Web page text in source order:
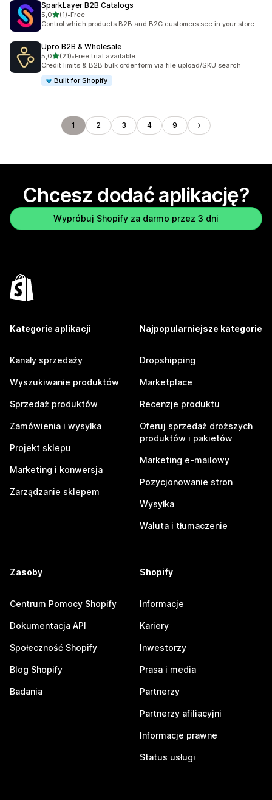
SparkLayer B2B Catalogs
5,0na 5 gwiazdek
(1)
Łączna liczba recenzji: 1
•Free
Control which products B2B and B2C customers see in your store
Upro B2B & Wholesale
5,0na 5 gwiazdek
(21)
Łączna liczba recenzji: 21
•Free trial available
Credit limits & B2B bulk order form via file upload/SKU search
Built for Shopify
1 2 3 4 9
Chcesz dodać aplikację?
Wypróbuj Shopify za darmo przez 3 dni
Kategorie aplikacji
Kanały sprzedaży
Wyszukiwanie produktów
Sprzedaż produktów
Zamówienia i wysyłka
Projekt sklepu
Marketing i konwersja
Zarządzanie sklepem
Najpopularniejsze kategorie
Dropshipping
Marketplace
Recenzje produktu
Oferuj sprzedaż droższych
produktów i pakietów
Marketing e-mailowy
Pozycjonowanie stron
Wysyłka
Waluta i tłumaczenie
Zasoby
Centrum Pomocy Shopify
Dokumentacja API
Społeczność Shopify
Blog Shopify
Badania
Shopify
Informacje
Kariery
Inwestorzy
Prasa i media
Partnerzy
Partnerzy afiliacyjni
Informacje prawne
Status usługi